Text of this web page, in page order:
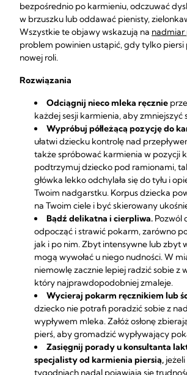
bezpośrednio po karmieniu, odczuwać
w brzuszku lub oddawać pienisty,
Wszystkie te objawy wskazują na
problem powinien ustąpić, gdy tylko
nowej roli.
Rozwiązania
Odciągnij nieco mleka ręcznie
każdej sesji karmienia, aby zmniejszyć
Wypróbuj półleżącą pozycję do
ułatwi dziecku kontrolę nad
także spróbować karmienia w pozycji
podtrzymuj dziecko pod ramionami,
główka lekko odchylała się do tyłu i
Twoim nadgarstku. Korpus dziecka
na Twoim ciele i być skierowany
Bądź delikatna i cierpliwa. Pozwól
odpocząć i strawić pokarm, zarówno
jak i po nim. Zbyt intensywne lub zbyt
mogą wywołać u niego nudności. W
niemowlę zacznie lepiej radzić sobie z
który najprawdopodobniej zmaleje.
Wycieraj pokarm ręcznikiem lub
dziecko nie potrafi poradzić sobie z
wypływem mleka. Załóż osłonę
pierś, aby gromadzić wypływający
Zasięgnij porady u konsultanta
specjalisty od karmienia piersią,
tygodniach nadal pojawiają się